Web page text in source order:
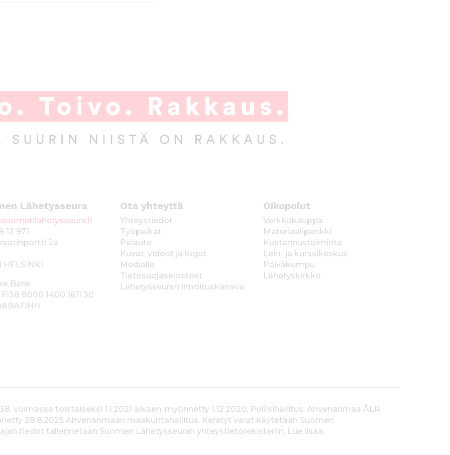
Lähetysseura
12 971
2a
HELSINKI
Bank
FI38 8000 1400 1611 30
Ota yhteyttä
Yhteystiedot
Työpaikat
Palaute
Kuvat, videot ja logot
Medialle
Tietosuojaselosteet
Lähetysseuran ilmoituskanava
Oikopolut
Verkkokauppa
Materiaalipankki
Kustannustoiminta
Leiri- ja kurssikeskus
Päiväkumpu
Lähetyskirkko
voimassa toistaiseksi 1.1.2021 alkaen, myönnetty 1.12.2020, Poliisihallitus. Ahvenanmaa ÅLR
28.8.2025 Ahvenanmaan maakuntahallitus. Kerätyt varat käytetään Suomen
tiedot tallennetaan Suomen Lähetysseuran yhteystietorekisteriin. Lue lisää: